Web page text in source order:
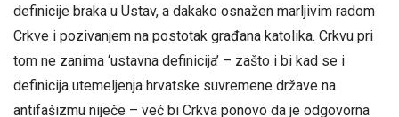
definicije braka u Ustav, a dakako osnažen marljivim radom
Crkve i pozivanjem na postotak građana katolika. Crkvu pri
tom ne zanima ‘ustavna definicija’ – zašto i bi kad se i
definicija utemeljenja hrvatske suvremene države na
antifašizmu niječe – već bi Crkva ponovo da je odgovorna